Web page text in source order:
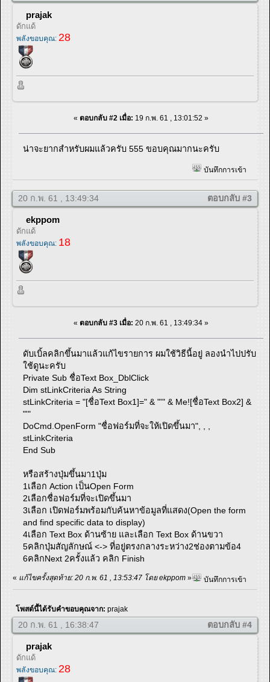
prajak
ดักแด้
พลังขอบคุณ: 28
« ตอบกลับ #2 เมื่อ: 19 ก.พ. 61 , 13:01:52 »
น่าจะยากสำหรับผมแล้วครับ 555 ขอบคุณมากนะครับ
บันทึกการเข้า
20 ก.พ. 61 , 13:49:34 ตอบกลับ #3
ekppom
ดักแด้
พลังขอบคุณ: 18
« ตอบกลับ #3 เมื่อ: 20 ก.พ. 61 , 13:49:34 »
ดับเบิ้ลคลิกขึ้นมาแล้วแก้ไขรายการ ผมใช้วิธีนี้อยู่ ลองนำไปปรับ
ใช้ดูนะครับ
Private Sub ชื่อText Box_DblClick
Dim stLinkCriteria As String
stLinkCriteria = "[ชื่อText Box1]=" & "'" & Me![ชื่อText Box2] &
"'"
DoCmd.OpenForm "ชื่อฟอร์มที่จะให้เปิดขึ้นมา", , ,
stLinkCriteria
End Sub
หรือสร้างปุ่มขึ้นมา1ปุ่ม
1เลือก Action เป็นOpen Form
2เลือกชื่อฟอร์มที่จะเปิดขึ้นมา
3เลือก เปิดฟอร์มพร้อมกับค้นหาข้อมูลที่แสดง(Open the form
and find specific data to display)
4เลือก Text Box ด้านซ้าย และเลือก Text Box ด้านขวา
5คลิกปุ่มสัญลักษณ์ <-> ที่อยู่ตรงกลางระหว่าง2ช่องตามข้อ4
6คลิกNext 2ครั้งแล้ว คลิก Finish
« แก้ไขครั้งสุดท้าย: 20 ก.พ. 61 , 13:53:47 โดย ekppom » บันทึกการเข้า
โพสต์นี้ได้รับคำขอบคุณจาก: prajak
20 ก.พ. 61 , 16:38:47 ตอบกลับ #4
prajak
ดักแด้
พลังขอบคุณ: 28